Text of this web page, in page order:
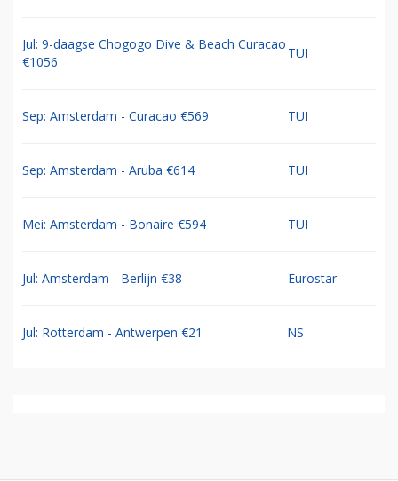
Jul: 9-daagse Chogogo Dive & Beach Curacao
€1056
TUI
Sep: Amsterdam - Curacao €569 TUI
Sep: Amsterdam - Aruba €614 TUI
Mei: Amsterdam - Bonaire €594 TUI
Jul: Amsterdam - Berlijn €38 Eurostar
Jul: Rotterdam - Antwerpen €21 NS